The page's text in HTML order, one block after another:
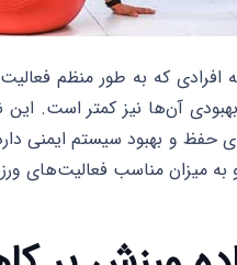
که به طور منظم
بهبودی آن‌ها نیز کمتر است.
حفظ و بهبود سیستم ایمنی
میزان مناسب فعالیت‌های